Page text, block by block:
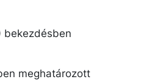
bekezdésben
meghatározott